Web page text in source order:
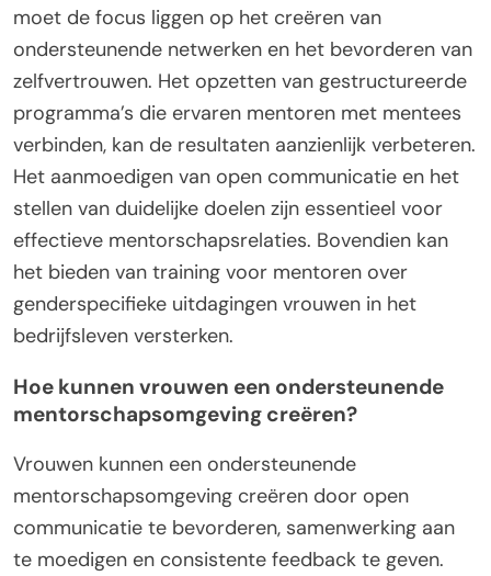
moet de focus liggen op het creëren van
ondersteunende netwerken en het bevorderen van
zelfvertrouwen. Het opzetten van gestructureerde
programma’s die ervaren mentoren met mentees
verbinden, kan de resultaten aanzienlijk verbeteren.
Het aanmoedigen van open communicatie en het
stellen van duidelijke doelen zijn essentieel voor
effectieve mentorschapsrelaties. Bovendien kan
het bieden van training voor mentoren over
genderspecifieke uitdagingen vrouwen in het
bedrijfsleven versterken.
Hoe kunnen vrouwen een ondersteunende
mentorschapsomgeving creëren?
Vrouwen kunnen een ondersteunende
mentorschapsomgeving creëren door open
communicatie te bevorderen, samenwerking aan
te moedigen en consistente feedback te geven.